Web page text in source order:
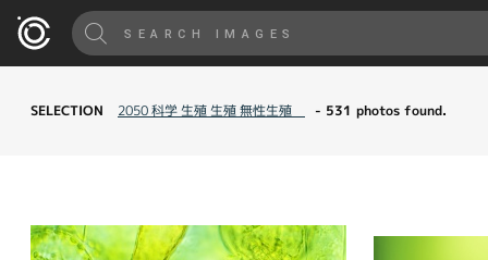
SELECTION 2050 科学 生殖 生殖 無性生殖 - 531 photos found.